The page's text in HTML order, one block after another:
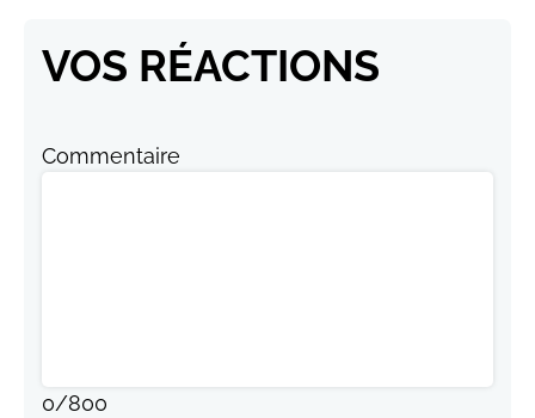
VOS RÉACTIONS
Commentaire
0/800